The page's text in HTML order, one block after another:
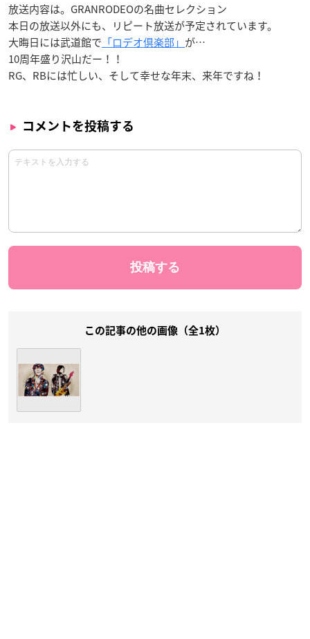
放送内容は。GRANRODEOの名曲セレクション
本日の放送以外にも、リピート放送が予定されています。
大晦日には武道館で 「ロデオ倶楽部」 が…
10周年盛り沢山だー！！
RG、RBには忙しい、そして幸せな年末、来年ですね！
コメントを投稿する
この記事の他の画像（全1枚）